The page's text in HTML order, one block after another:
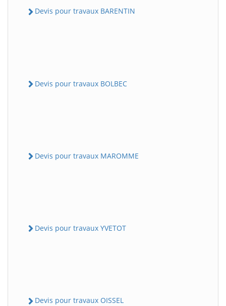
Devis pour travaux BARENTIN
Devis pour travaux BOLBEC
Devis pour travaux MAROMME
Devis pour travaux YVETOT
Devis pour travaux OISSEL